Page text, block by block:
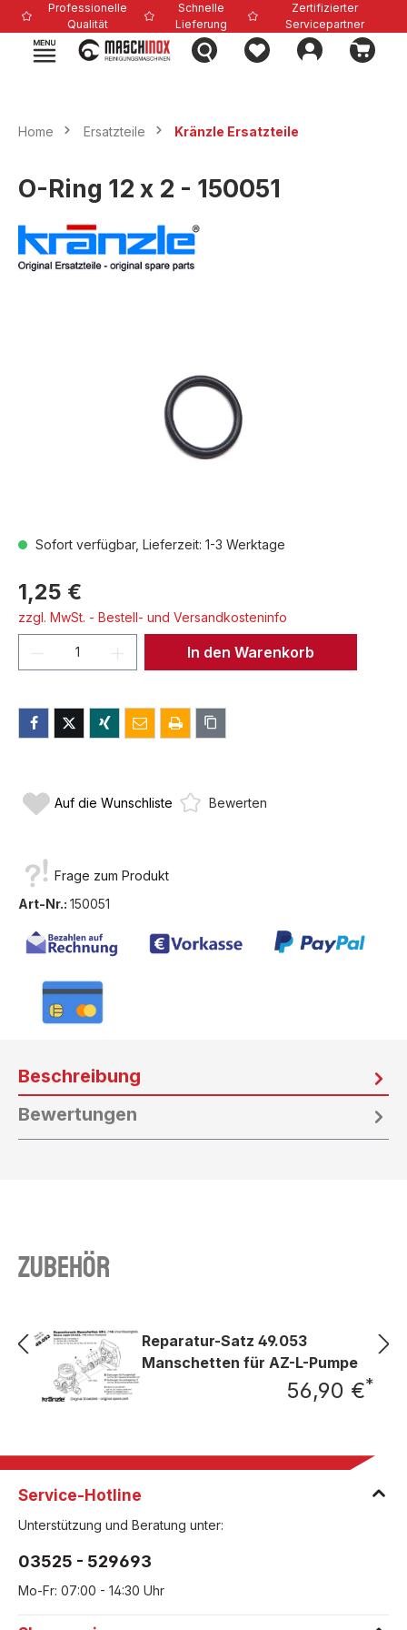
springen
Professionelle
Qualität
Schnelle
Lieferung
Zertifizierter
Servicepartner
Home Ersatzteile Kränzle Ersatzteile
O-Ring 12 x 2 - 150051
Sofort verfügbar, Lieferzeit: 1-3 Werktage
1,25 €
zzgl. MwSt. - Bestell- und Versandkosteninfo
Produkt Anzahl: Gib den
In den Warenkorb
Auf die Wunschliste Bewerten
Frage zum Produkt
Art-Nr.: 150051
Beschreibung
Bewertungen
Zubehör
Reparatur-Satz 49.053
Manschetten für AZ-L-Pumpe
56,90 €*
Service-Hotline
Unterstützung und Beratung unter:
03525 - 529693
Mo-Fr: 07:00 - 14:30 Uhr